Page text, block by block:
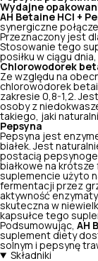
Wydajne
AH Betaine HCl +
synergiczne
Przeznaczony jest
Stosowanie tego
posiłku w ciągu
Chlorowodorek
Ze względu na
chlorowodorek
zakresie 0,8-1,2.
osoby z
takiego, jaki
Pepsyna
Pepsyna jest
białek. Jest
postacią
białkowe na
suplemencie użyto
fermentacji przez
aktywność
skuteczna w
kapsułce tego
Podsumowując, AH
suplement diety
solnym i pepsynę
Składniki